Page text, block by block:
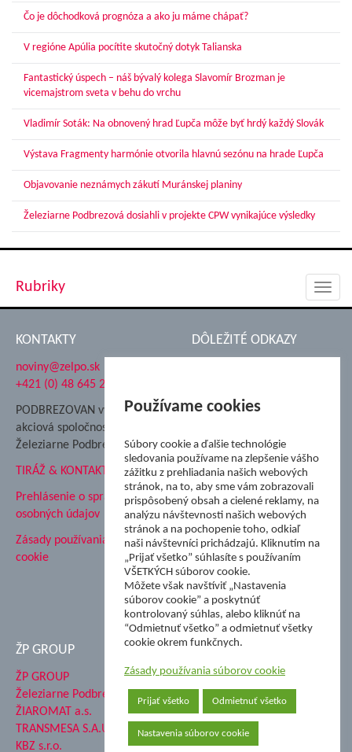
Čo je dôchodková prognóza a ako ju máme chápať?
V regióne Apúlia pocítite skutočný dotyk Talianska
Fantastický úspech – náš bývalý kolega Slavomír Brozman je
vicemajstrom sveta v behu do vrchu
Vladimír Soták: Na obnovený hrad Ľupča môže byť hrdý každý Slovák
Výstava Fragmenty harmónie otvorila hlavnú sezónu na hrade Ľupča
Objavovanie neznámych zákutí Muránskej planiny
Železiarne Podbrezová dosiahli v projekte CPW vynikajúce výsledky
Rubriky
KONTAKTY
noviny@zelpo.sk
+421 (0) 48 645 2711
PODBREZOVAN vydáva
akciová spoločnosť
Železiarne Podbrezová
TIRÁŽ & KONTAKT
Prehlásenie o spracovaní
osobných údajov
Zásady používania súborov
cookie
DÔLEŽITÉ ODKAZY
Nadácia Železiarne
ŽP Informatika s.r.o.
ŠK Železiarne Podbrezová
Tále a.s.
ŽP GROUP
ŽP GROUP
Železiarne Podbrezová a.s.
ŽIAROMAT a.s.
TRANSMESA S.A.U.
KBZ s.r.o.
Používame cookies
Súbory cookie a ďalšie technológie
sledovania používame na zlepšenie vášho
zážitku z prehliadania našich webových
stránok, na to, aby sme vám zobrazovali
prispôsobený obsah a cielené reklamy, na
analýzu návštevnosti našich webových
stránok a na pochopenie toho, odkiaľ
naši návštevníci prichádzajú. Kliknutím na
„Prijať všetko” súhlasíte s používaním
VŠETKÝCH súborov cookie.
Môžete však navštíviť „Nastavenia
súborov cookie” a poskytnúť
kontrolovaný súhlas, alebo kliknúť na
“Odmietnuť všetko” a odmietnuť všetky
cookie okrem funkčnych.
Zásady používania súborov cookie
Prijať všetko Odmietnuť všetko
Nastavenia súborov cookie